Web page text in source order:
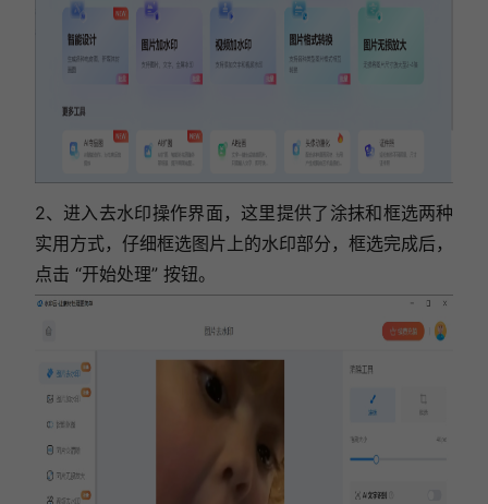
2、进入去水印操作界面，这里提供了涂抹和框选两种
实用方式， 仔细框选图片上的水印部分，框选完成后，
点击 “开始处理” 按钮。